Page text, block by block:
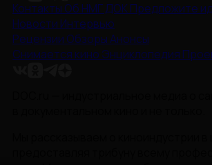
Контакты Об НМГ ДОКПредложите
Новости Интервью
Рецензии ОбзорыАнонсы
Снимается кино Энциклопедия